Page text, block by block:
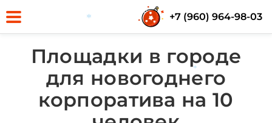
+7 (960) 964-98-03
Площадки в городе
для новогоднего
корпоратива на 10
*
*
*